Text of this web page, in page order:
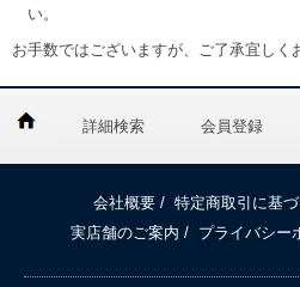
い。
お手数ではございますが、ご了承宜しく
詳細検索 会員登録
会社概要 / 特定商取引に基
実店舗のご案内 / プライバシー